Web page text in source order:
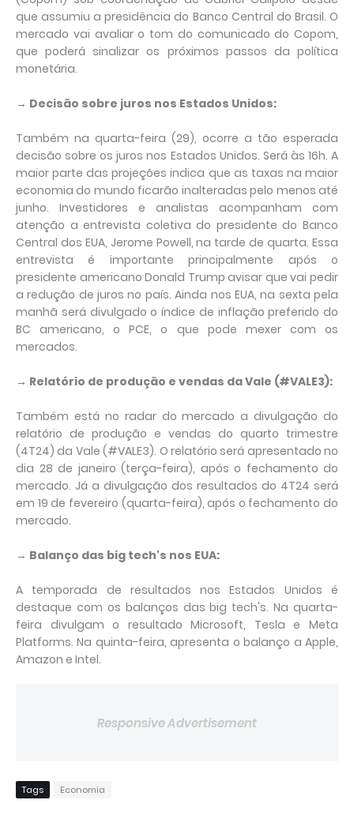
que assumiu a presidência do Banco Central do Brasil. O
mercado vai avaliar o tom do comunicado do Copom,
que poderá sinalizar os próximos passos da política
monetária.
→ Decisão sobre juros nos Estados Unidos:
Também na quarta-feira (29), ocorre a tão esperada
decisão sobre os juros nos Estados Unidos. Será às 16h. A
maior parte das projeções indica que as taxas na maior
economia do mundo ficarão inalteradas pelo menos até
junho. Investidores e analistas acompanham com
atenção a entrevista coletiva do presidente do Banco
Central dos EUA, Jerome Powell, na tarde de quarta. Essa
entrevista é importante principalmente após o
presidente americano Donald Trump avisar que vai pedir
a redução de juros no país. Ainda nos EUA, na sexta pela
manhã será divulgado o índice de inflação preferido do
BC americano, o PCE, o que pode mexer com os
mercados.
→ Relatório de produção e vendas da Vale (#VALE3):
Também está no radar do mercado a divulgação do
relatório de produção e vendas do quarto trimestre
(4T24) da Vale (#VALE3). O relatório será apresentado no
dia 28 de janeiro (terça-feira), após o fechamento do
mercado. Já a divulgação dos resultados do 4T24 será
em 19 de fevereiro (quarta-feira), após o fechamento do
mercado.
→ Balanço das big tech's nos EUA:
A temporada de resultados nos Estados Unidos é
destaque com os balanços das big tech's. Na quarta-
feira divulgam o resultado Microsoft, Tesla e Meta
Platforms. Na quinta-feira, apresenta o balanço a Apple,
Amazon e Intel.
Responsive Advertisement
Tags Economia